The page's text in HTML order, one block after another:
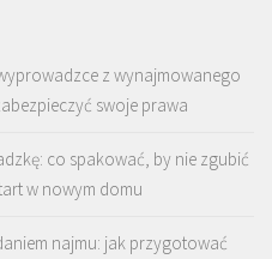
z wynajmowanego
swoje prawa
co spakować, by nie zgubić
w nowym domu
najmu: jak przygotować